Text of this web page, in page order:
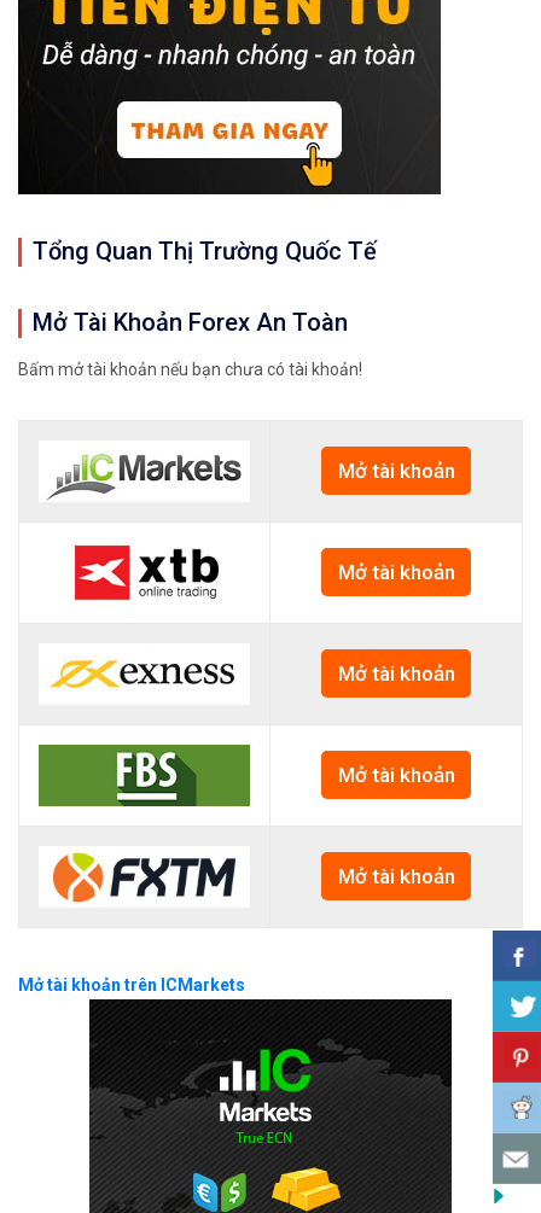
Tổng Quan Thị Trường Quốc Tế
Mở Tài Khoản Forex An Toàn
Bấm mở tài khoản nếu bạn chưa có tài khoản!
Mở tài khoản
Mở tài khoản
Mở tài khoản
Mở tài khoản
Mở tài khoản
Mở tài khoản trên ICMarkets